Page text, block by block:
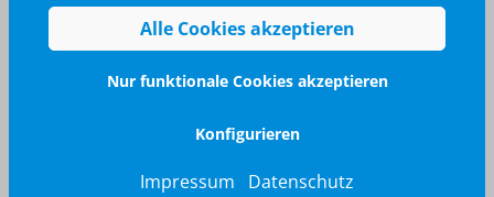
Alle Cookies akzeptieren
Nur funktionale Cookies akzeptieren
Konfigurieren
Impressum Datenschutz